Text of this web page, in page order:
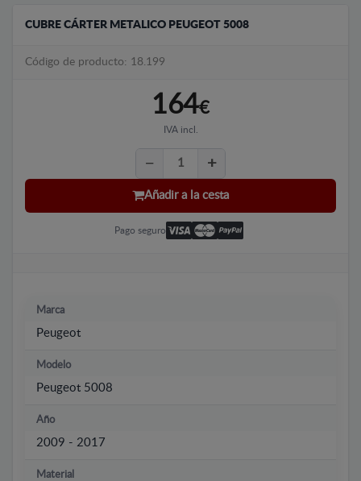
CUBRE CÁRTER METALICO PEUGEOT 5008
Código de producto: 18.199
164€
IVA incl.
Añadir a la cesta
Pago seguro
Marca
Peugeot
Modelo
Peugeot 5008
Año
2009 - 2017
Material